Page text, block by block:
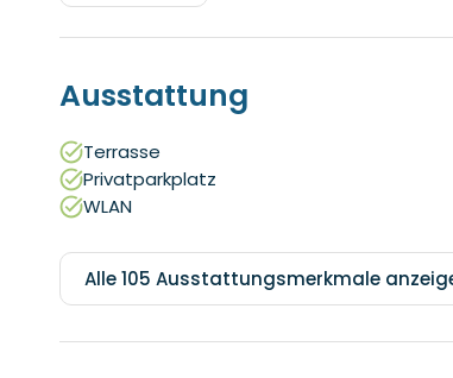
Ausstattung
Terrasse
Privatparkplatz
WLAN
Alle 105 Ausstattungsmerkmale